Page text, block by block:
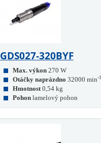
GDS027-320BYF
Max. výkon 270 W
Otáčky naprázdno 32000 min-1
Hmotnost 0,54 kg
Pohon lamelový pohon